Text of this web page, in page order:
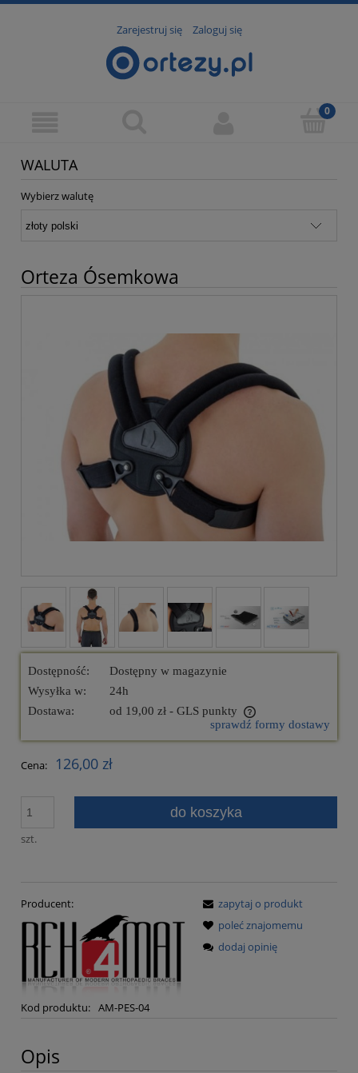
Zarejestruj się Zaloguj się
WALUTA
Wybierz walutę
Orteza Ósemkowa
Dostępność:
Dostępny w magazynie
Wysyłka w:
24h
Dostawa:
od 19,00 zł - GLS punkty
Cena nie zawiera ewentualnych kosztów płatnościsprawdź formy dostawy
Cena: 126,00 zł
szt.
do koszyka
Producent:
Kod produktu: AM-PES-04
zapytaj o produkt
poleć znajomemu
dodaj opinię
Opis